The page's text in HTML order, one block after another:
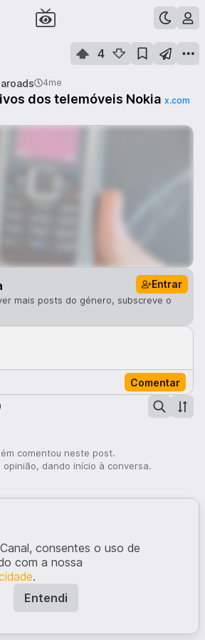
4
4me
dos telemóveis Nokia x.com
Entrar
mais posts do género, subscreve o
Comentar
comentou neste post.
opinião, dando início à conversa.
consentes o uso de
com a nossa
.
Entendi